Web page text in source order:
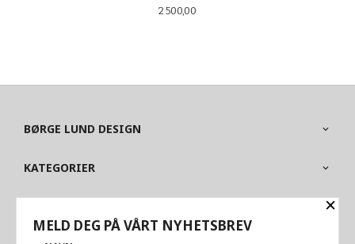
Pris
2 500,00
BØRGE LUND DESIGN
KATEGORIER
×
MELD DEG PÅ VÅRT NYHETSBREV